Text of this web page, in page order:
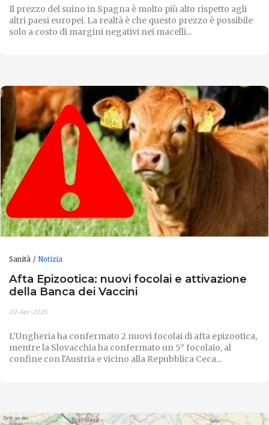
Il prezzo del suino in Spagna è molto più alto rispetto agli
altri paesi europei. La realtà è che questo prezzo è possibile
solo a costo di margini negativi nei macelli...
Sanità Notizia
Afta Epizootica: nuovi focolai e attivazione
della Banca dei Vaccini
02-Apr-2025
L'Ungheria ha confermato 2 nuovi focolai di afta epizootica,
mentre la Slovacchia ha confermato un 5° focolaio, al
confine con l'Austria e vicino alla Repubblica Ceca...